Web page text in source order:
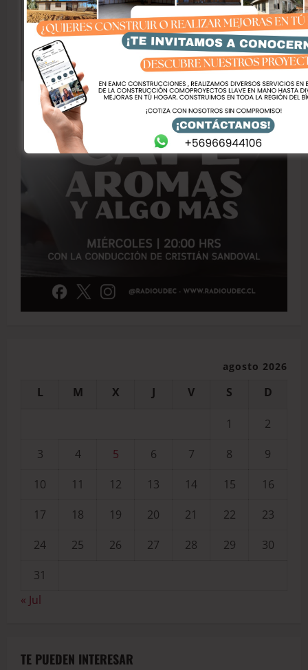
agosto 2026
L M X J V S D
1
2
3
4 5 6 7 8
9
10
11 12 13 14 15
16
17
18 19 20 21 22
23
24
25 26 27 28 29
30
31
« Jul
TE PUEDEN INTERESAR